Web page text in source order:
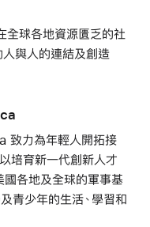
全球各地資源匱乏的社
人與人的連結及創造
力為年輕人開拓接
培育新一代創新人才
各地及全球的軍事基
青少年的生活、學習和